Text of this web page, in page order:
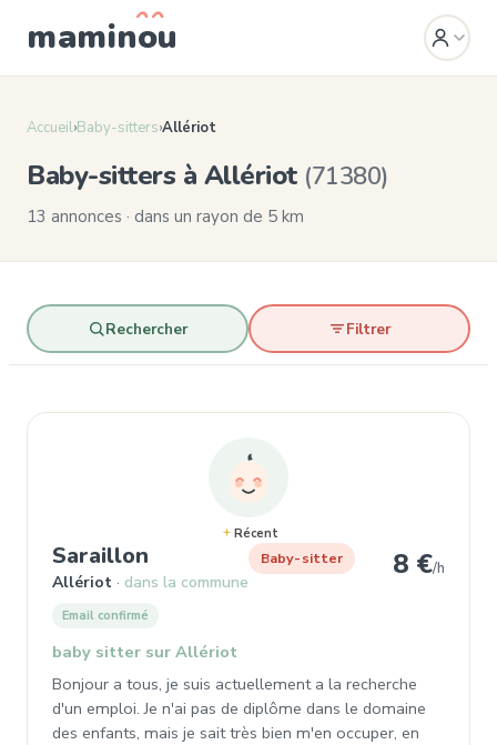
maminou
Accueil›Baby-sitters›Allériot
Baby-sitters à Allériot (71380)
13 annonces · dans un rayon de 5 km
Rechercher Filtrer
Récent
Saraillon , Baby-sitter à Allériot
Allériot dans la commune
Baby-sitter 8 €/h
Email confirmé
baby sitter sur Allériot
Bonjour a tous, je suis actuellement a la recherche
d'un emploi. Je n'ai pas de diplôme dans le domaine
des enfants, mais je sait très bien m'en occuper, en